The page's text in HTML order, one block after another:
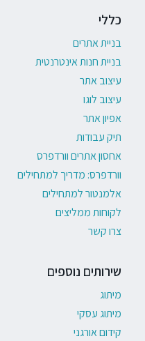
כללי
בניית אתרים
בניית חנות אינטרנטית
עיצוב אתר
עיצוב לוגו
אפיון אתר
תיק עבודות
אחסון אתרים וורדפרס
וורדפרס: מדריך למתחילים
אלמנטור למתחילים
לקוחות ממליצים
צרו קשר
שירותים נוספים
מיתוג
מיתוג עסקי
קידום אורגני